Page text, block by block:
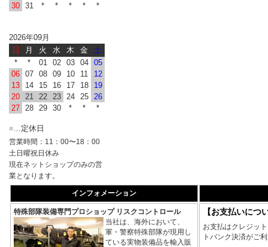
30 31 * * * * *
2026年09月
日
月 火 水 木 金
土
*
* 01 02 03 04
05
06 07 08 09 10 11
12
13
14 15 16 17 18
19
20
21 22 23 24 25
26
27
28 29 30 * * *
■ …定休日
営業時間：11：00〜18：00
土日曜祝日休み
現在ネットショップのみの営
業となります。
インフォメーション
特殊部隊装備専門プロショップ リスクコントロール
当社は、海外において、
軍・警察特殊部隊が現用し
ている実物装備品を輸入販
【お支払いにつ
お支払はクレジッ
トバンク決済がご